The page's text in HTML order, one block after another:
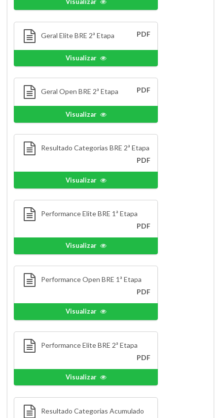
Geral Elite BRE 2ª Etapa PDF
Visualizar
Geral Open BRE 2ª Etapa PDF
Visualizar
Resultado Categorias BRE 2ª Etapa
PDF
Visualizar
Performance Elite BRE 1ª Etapa
PDF
Visualizar
Performance Open BRE 1ª Etapa
PDF
Visualizar
Performance Elite BRE 2ª Etapa
PDF
Visualizar
Resultado Categorias Acumulado